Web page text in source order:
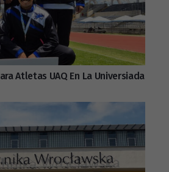
Atletas UAQ En La Universiada